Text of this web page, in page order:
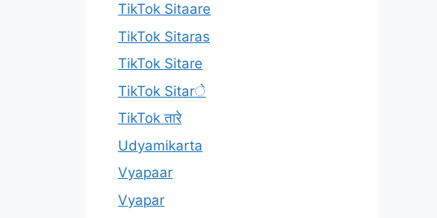
TikTok Sitaare
TikTok Sitaras
TikTok Sitare
TikTok Sitarे
TikTok तारे
Udyamikarta
Vyapaar
Vyapar